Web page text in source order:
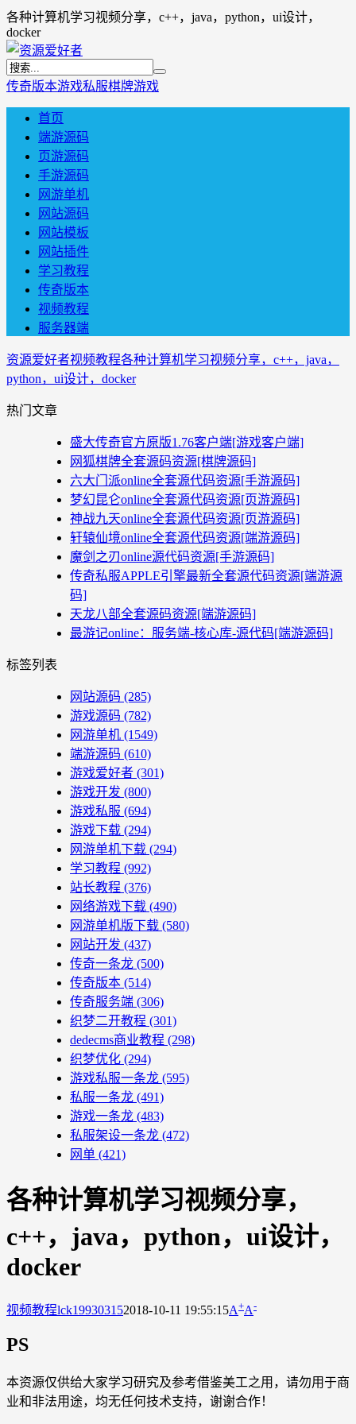
各种计算机学习视频分享，c++，java，python，ui设计，
docker
传奇版本游戏私服棋牌游戏
首页
端游源码
页游源码
手游源码
网游单机
网站源码
网站模板
网站插件
学习教程
传奇版本
视频教程
服务器端
资源爱好者视频教程各种计算机学习视频分享，c++，java，
python，ui设计，docker
热门文章
盛大传奇官方原版1.76客户端[游戏客户端]
网狐棋牌全套源码资源[棋牌源码]
六大门派online全套源代码资源[手游源码]
梦幻昆仑online全套源代码资源[页游源码]
神战九天online全套源代码资源[页游源码]
轩辕仙境online全套源代码资源[端游源码]
魔剑之刃online源代码资源[手游源码]
传奇私服APPLE引擎最新全套源代码资源[端游源
码]
天龙八部全套源码资源[端游源码]
最游记online：服务端-核心库-源代码[端游源码]
标签列表
网站源码 (285)
游戏源码 (782)
网游单机 (1549)
端游源码 (610)
游戏爱好者 (301)
游戏开发 (800)
游戏私服 (694)
游戏下载 (294)
网游单机下载 (294)
学习教程 (992)
站长教程 (376)
网络游戏下载 (490)
网游单机版下载 (580)
网站开发 (437)
传奇一条龙 (500)
传奇版本 (514)
传奇服务端 (306)
织梦二开教程 (301)
dedecms商业教程 (298)
织梦优化 (294)
游戏私服一条龙 (595)
私服一条龙 (491)
游戏一条龙 (483)
私服架设一条龙 (472)
网单 (421)
各种计算机学习视频分享，
c++，java，python，ui设计，
docker
视频教程lck199303152018-10-11 19:55:15A+A-
PS
本资源仅供给大家学习研究及参考借鉴美工之用，请勿用于商
业和非法用途，均无任何技术支持，谢谢合作！